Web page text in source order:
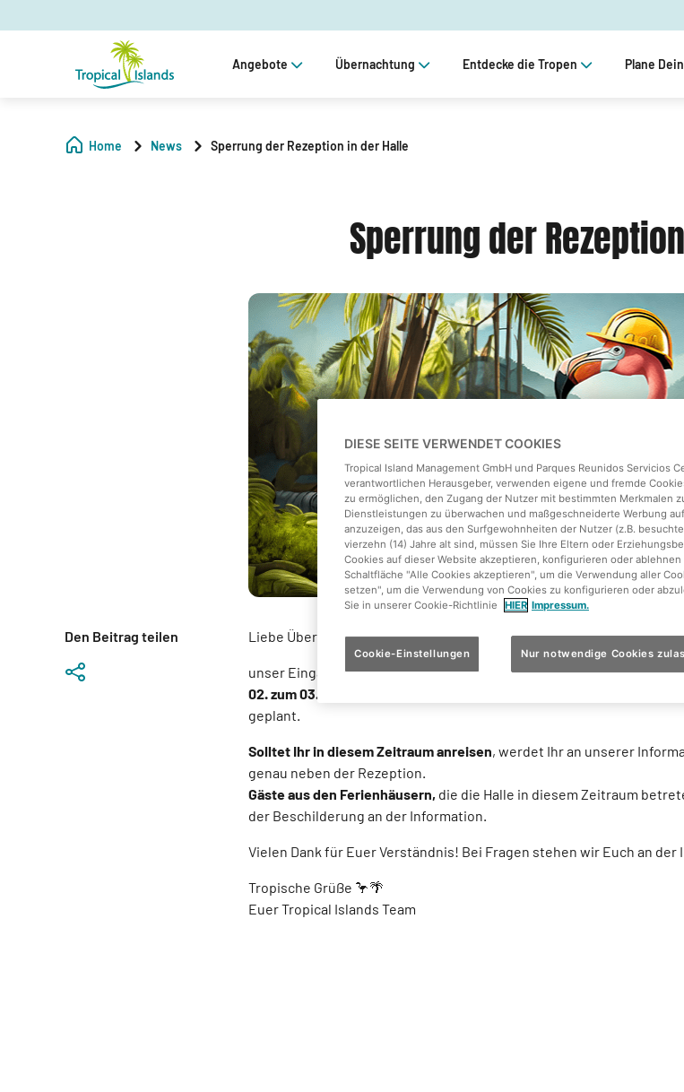
Angebote Übernachtung Entdecke die Tropen Plane
Home News Sperrung der Rezeption in der Halle
Sperrung der
Den Beitrag teilen Liebe Übernachtungsgäste,
unser Eingangsbereich wird verschönert! Im Zuge von
02. zum 03. März vorrübergehend geschlossen
geplant.
Solltet Ihr in diesem Zeitraum anreisen, werdet Ihr an unserer
genau neben der Rezeption.
Gäste aus den Ferienhäusern, die die Halle in diesem Zeitraum
der Beschilderung an der Information.
Vielen Dank für Euer Verständnis! Bei Fragen stehen wir Euch an der
Tropische Grüße 🦩🌴
Euer Tropical Islands Team
DIESE SEITE VERWENDET COOKIES
Tropical Island Management GmbH und Parques Reunidos Servicios
verantwortlichen Herausgeber, verwenden eigene und fremde
zu ermöglichen, den Zugang der Nutzer mit bestimmten Merkmalen
Dienstleistungen zu überwachen und maßgeschneiderte Werbung
anzuzeigen, das aus den Surfgewohnheiten der Nutzer (z.B.
vierzehn (14) Jahre alt sind, müssen Sie Ihre Eltern oder
Cookies auf dieser Website akzeptieren, konfigurieren oder
Schaltfläche "Alle Cookies akzeptieren", um die Verwendung aller
setzen", um die Verwendung von Cookies zu konfigurieren oder
Sie in unserer Cookie-Richtlinie
HIER Impressum.
Cookie-Einstellungen Nur notwendige Cookies